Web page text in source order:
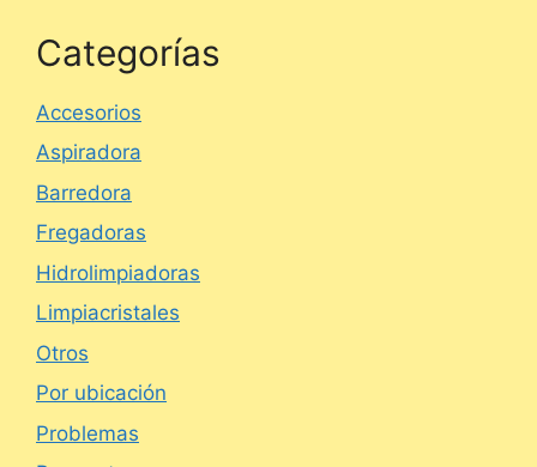
Categorías
Accesorios
Aspiradora
Barredora
Fregadoras
Hidrolimpiadoras
Limpiacristales
Otros
Por ubicación
Problemas